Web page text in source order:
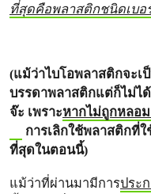
ที่สุดคือพลาสติกชนิดเบอ
(แม้ว่าไบโอพลาสติกจะ
บรรดาพลาสติกแต่ก็ไม่ไ
จ๊ะ เพราะหากไม่ถูกหลอ
การเลิกใช้พลาสติกที่ใ
ที่สุดในตอนนี้)
แม้ว่าที่ผ่านมามีการประ